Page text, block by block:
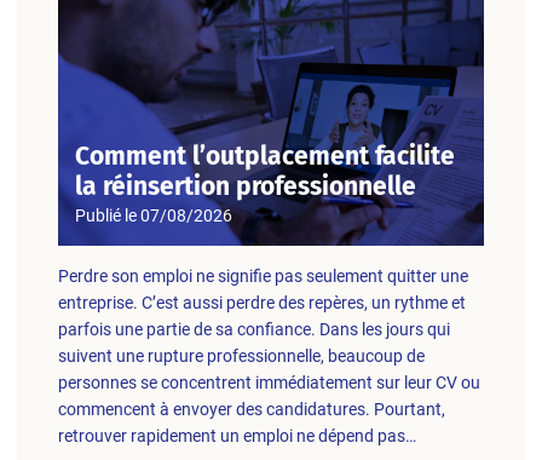
Comment l’outplacement facilite
la réinsertion professionnelle
Publié le07/08/2026
Perdre son emploi ne signifie pas seulement quitter une
entreprise. C’est aussi perdre des repères, un rythme et
parfois une partie de sa confiance. Dans les jours qui
suivent une rupture professionnelle, beaucoup de
personnes se concentrent immédiatement sur leur CV ou
commencent à envoyer des candidatures. Pourtant,
retrouver rapidement un emploi ne dépend pas…